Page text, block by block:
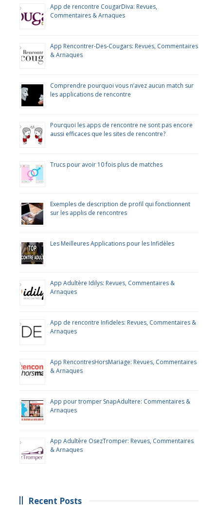
App de rencontre CougarDiva: Revues,
Commentaires & Arnaques
App Rencontrer-Des-Cougars: Revues, Commentaires
& Arnaques
Comprendre pourquoi vous n’avez aucun match sur
les applications de rencontre
Pourquoi les apps de rencontre ne sont pas encore
aussi efficaces que les sites de rencontre?
Trucs pour avoir 10 fois plus de matches
Exemples de description de profil qui fonctionnent
sur les applis de rencontres
Les Meilleures Applications pour les Infidèles
App Adultère Idilys: Revues, Commentaires &
Arnaques
App de rencontre Infideles: Revues, Commentaires &
Arnaques
App RencontresHorsMariage: Revues, Commentaires
& Arnaques
App pour tromper SnapAdultere: Commentaires &
Arnaques
App Adultère OsezTromper: Revues, Commentaires
& Arnaques
Recent Posts